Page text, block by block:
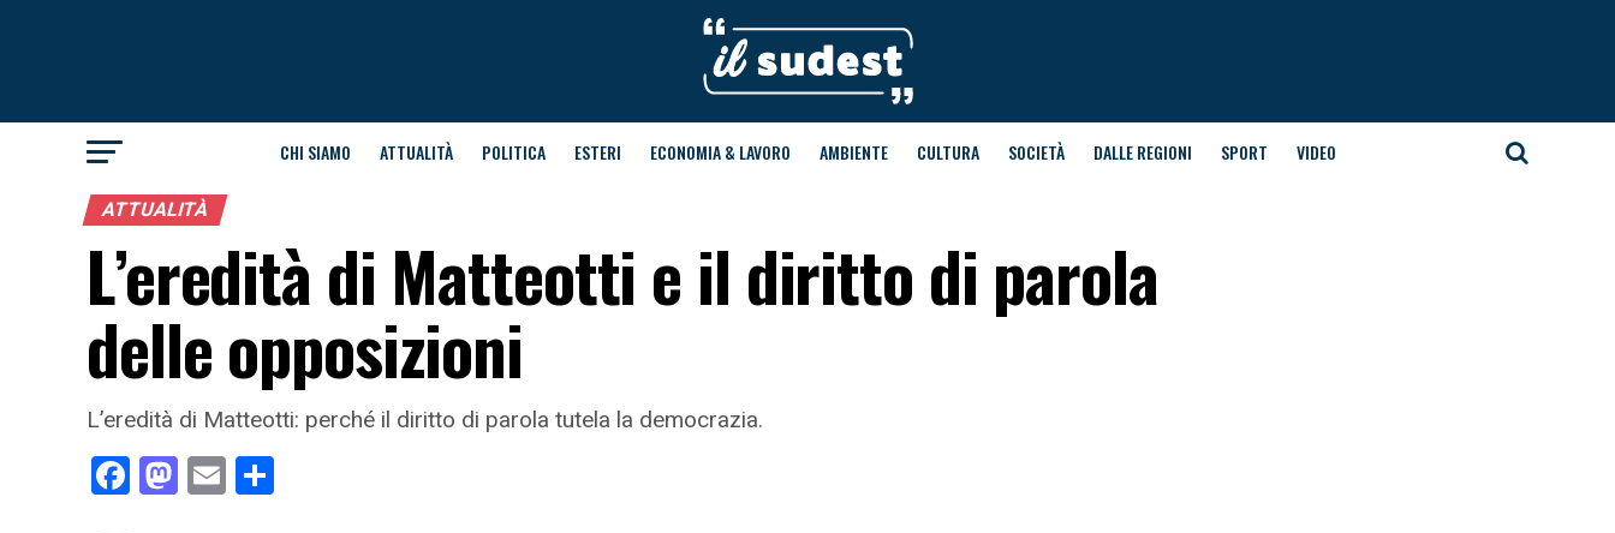
CHI SIAMO ATTUALITÀ POLITICA ESTERI ECONOMIA & LAVORO AMBIENTE CULTURA SOCIETÀ DALLE REGIONI SPORT VIDEO
ATTUALITÀ
L’eredità di Matteotti e il diritto di parola
delle opposizioni
L’eredità di Matteotti: perché il diritto di parola tutela la democrazia.
Facebook
Mastodon
Email